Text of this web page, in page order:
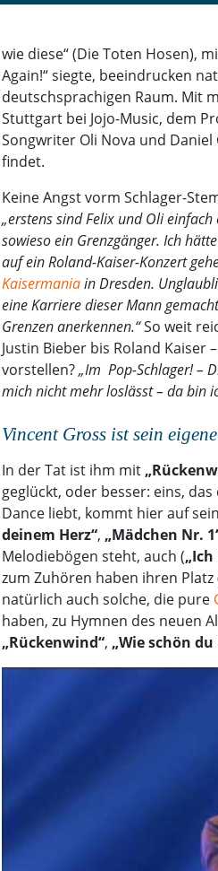
wie diese“ (Die Toten Hosen),
Again!“ siegte, beeindrucken
deutschsprachigen Raum. Mit
Stuttgart bei Jojo-Music, dem
Songwriter Oli Nova und
findet.
Keine Angst vorm Schlager-
„erstens sind Felix und Oli
sowieso ein Grenzgänger. Ich
auf ein Roland-Kaiser-Konzert
Kaisermaniain Dresden.
eine Karriere dieser Mann
Grenzen anerkennen.“So weit
Justin Bieber bis Roland Kaiser
vorstellen?„Im Pop-Schlager! –
mich nicht mehr loslässt – da bin
Vincent Gross ist sein
In der Tat ist ihm mit
geglückt, oder besser: eins,
Dance liebt, kommt hier auf
deinem Herz“, „Mädchen Nr.
Melodiebögen steht, auch (
zum Zuhören haben ihren Platz
natürlich auch solche, die pure
haben, zu Hymnen des neuen
„Rückenwind“, „Wie schön du